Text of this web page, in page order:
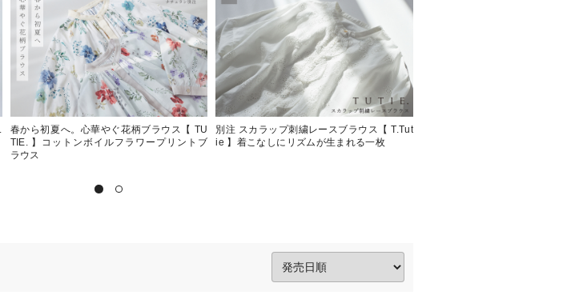
春から初夏へ。心華やぐ花柄ブラウス【 TU
TIE. 】コットンボイルフラワープリントブ
ラウス
別注 スカラップ刺繍レースブラウス【 T.Tut
ie 】着こなしにリズムが生まれる一枚